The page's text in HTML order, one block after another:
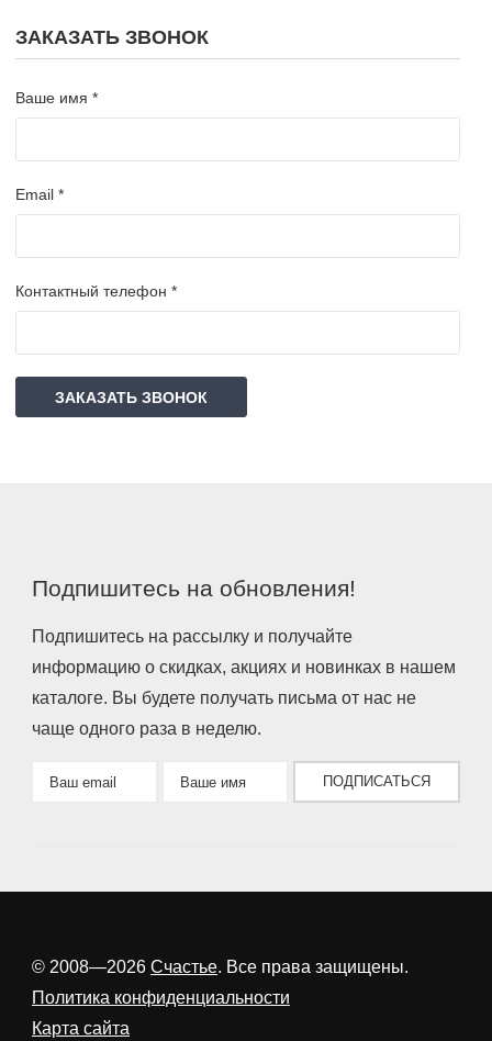
ЗАКАЗАТЬ ЗВОНОК
Ваше имя *
Email *
Контактный телефон *
ЗАКАЗАТЬ ЗВОНОК
Подпишитесь на обновления!
Подпишитесь на рассылку и получайте
информацию о скидках, акциях и новинках в нашем
каталоге. Вы будете получать письма от нас не
чаще одного раза в неделю.
ПОДПИСАТЬСЯ
© 2008—2026 Счастье. Все права защищены.
Политика конфиденциальности
Карта сайта